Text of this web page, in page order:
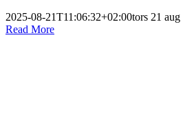
2025-08-21T11:06:32+02:00tors 21 aug
Read More